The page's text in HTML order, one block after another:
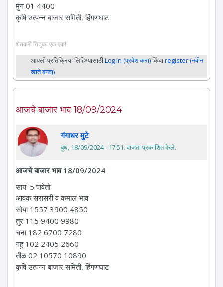
मुंग 01 4400
कृषि उत्पन्न बाजार समिती, हिंगणघाट
शेतकरी तितुका एक एक!
आपली प्रतिक्रिया लिहिण्यासाठीLog in (प्रवेश करा)किंवाregister (नवीन
खाते बनवा)
आजचे बाजार भाव 18/09/2024
गंगाधर मुटे
बुध, 18/09/2024 - 17:51. वाजता प्रकाशित केले.
आजचे बाजार भाव 18/09/2024
सायं. 5 पावेतो
आवक सरासरी व कमाल भाव
सोया 1557 3900 4850
तुर 115 9400 9980
चना 182 6700 7280
गहु 102 2405 2660
तीळ 02 10570 10890
कृषि उत्पन्न बाजार समिती, हिंगणघाट